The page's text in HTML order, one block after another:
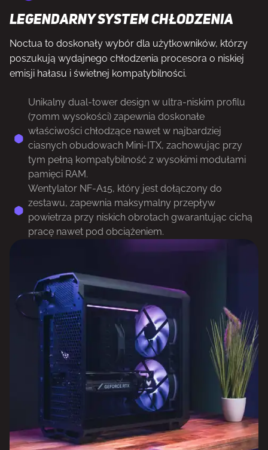
Legendarny system chłodzenia
Noctua to doskonały wybór dla użytkowników, którzy
poszukują wydajnego chłodzenia procesora o niskiej
emisji hałasu i świetnej kompatybilności.
Unikalny dual-tower design w ultra-niskim profilu
(70mm wysokości) zapewnia doskonałe
właściwości chłodzące nawet w najbardziej
ciasnych obudowach Mini-ITX, zachowując przy
tym pełną kompatybilność z wysokimi modułami
pamięci RAM.
Wentylator NF-A15, który jest dołączony do
zestawu, zapewnia maksymalny przepływ
powietrza przy niskich obrotach gwarantując cichą
pracę nawet pod obciążeniem.